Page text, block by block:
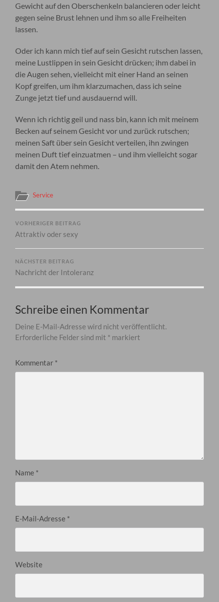
Gewicht auf den Oberschenkeln balancieren oder leicht
gegen seine Brust lehnen und ihm so alle Freiheiten
lassen.
Oder ich kann mich tief auf sein Gesicht rutschen lassen,
meine Lustlippen in sein Gesicht drücken; ihm dabei in
die Augen sehen, vielleicht mit einer Hand an seinen
Kopf greifen, um ihm klarzumachen, dass ich seine
Zunge jetzt tief und ausdauernd will.
Wenn ich richtig geil und nass bin, kann ich mit meinem
Becken auf seinem Gesicht vor und zurück rutschen;
meinen Saft über sein Gesicht verteilen, ihn zwingen
meinen Duft tief einzuatmen – und ihm vielleicht sogar
damit den Atem nehmen.
Service
VORHERIGER BEITRAG
Attraktiv oder sexy
NÄCHSTER BEITRAG
Nachricht der Intoleranz
Schreibe einen Kommentar
Deine E-Mail-Adresse wird nicht veröffentlicht.
Erforderliche Felder sind mit * markiert
Kommentar *
Name *
E-Mail-Adresse *
Website